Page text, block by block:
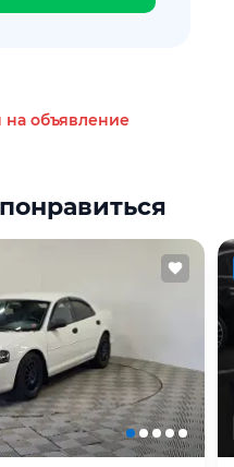
на объявление